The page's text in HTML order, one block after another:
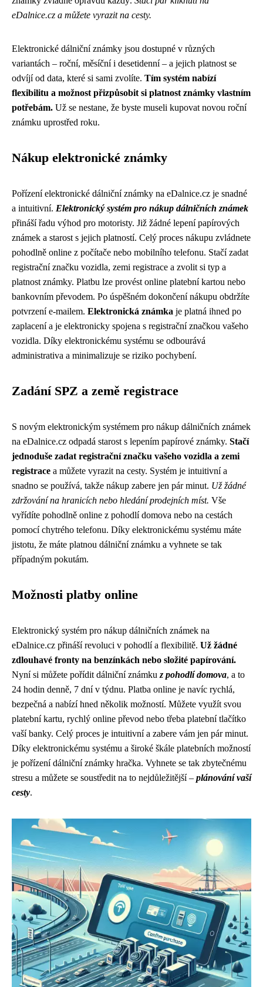
eDalnice.cz a můžete vyrazit na cesty.
Elektronické dálniční známky jsou dostupné v různých
variantách – roční, měsíční i desetidenní – a jejich platnost se
odvíjí od data, které si sami zvolíte. Tím systém nabízí
flexibilitu a možnost přizpůsobit si platnost známky vlastním
potřebám. Už se nestane, že byste museli kupovat novou roční
známku uprostřed roku.
Nákup elektronické známky
Pořízení elektronické dálniční známky na eDalnice.cz je snadné
a intuitivní. Elektronický systém pro nákup dálničních známek
přináší řadu výhod pro motoristy. Již žádné lepení papírových
známek a starost s jejich platností. Celý proces nákupu zvládnete
pohodlně online z počítače nebo mobilního telefonu. Stačí zadat
registrační značku vozidla, zemi registrace a zvolit si typ a
platnost známky. Platbu lze provést online platební kartou nebo
bankovním převodem. Po úspěšném dokončení nákupu obdržíte
potvrzení e-mailem. Elektronická známka je platná ihned po
zaplacení a je elektronicky spojena s registrační značkou vašeho
vozidla. Díky elektronickému systému se odbourává
administrativa a minimalizuje se riziko pochybení.
Zadání SPZ a země registrace
S novým elektronickým systémem pro nákup dálničních známek
na eDalnice.cz odpadá starost s lepením papírové známky. Stačí
jednoduše zadat registrační značku vašeho vozidla a zemi
registrace a můžete vyrazit na cesty. Systém je intuitivní a
snadno se používá, takže nákup zabere jen pár minut. Už žádné
zdržování na hranicích nebo hledání prodejních míst. Vše
vyřídíte pohodlně online z pohodlí domova nebo na cestách
pomocí chytrého telefonu. Díky elektronickému systému máte
jistotu, že máte platnou dálniční známku a vyhnete se tak
případným pokutám.
Možnosti platby online
Elektronický systém pro nákup dálničních známek na
eDalnice.cz přináší revoluci v pohodlí a flexibilitě. Už žádné
zdlouhavé fronty na benzínkách nebo složité papírování.
Nyní si můžete pořídit dálniční známku z pohodlí domova, a to
24 hodin denně, 7 dní v týdnu. Platba online je navíc rychlá,
bezpečná a nabízí hned několik možností. Můžete využít svou
platební kartu, rychlý online převod nebo třeba platební tlačítko
vaší banky. Celý proces je intuitivní a zabere vám jen pár minut.
Díky elektronickému systému a široké škále platebních možností
je pořízení dálniční známky hračka. Vyhnete se tak zbytečnému
stresu a můžete se soustředit na to nejdůležitější – plánování vaší
cesty.